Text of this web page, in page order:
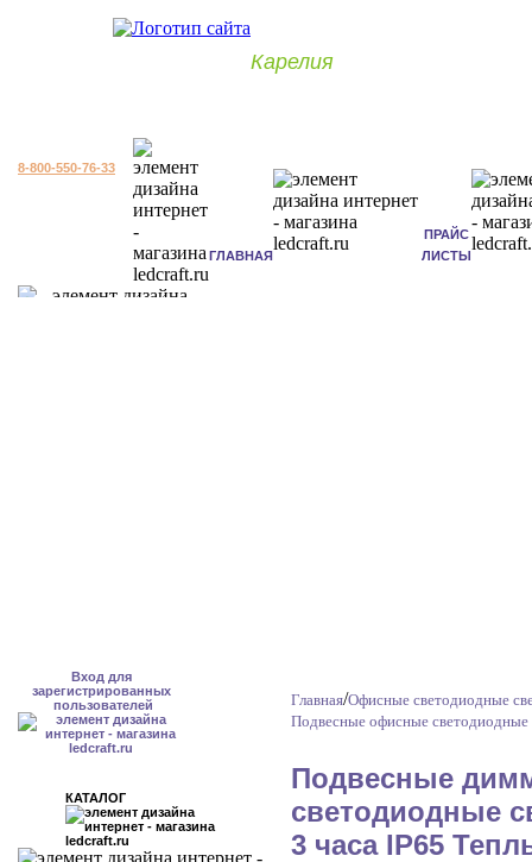
Карелия
8-800-550-76-33
ГЛАВНАЯ
ПРАЙС
ЛИСТЫ
Вход для
зарегистрированных
пользователей
КАТАЛОГ
Главная/Офисные светодиодные
Подвесные офисные
Подвесные
светодиодные
3 часа IP65